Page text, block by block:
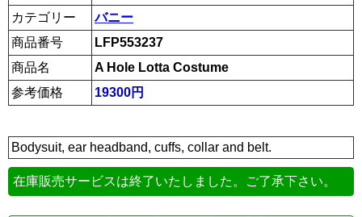
カテゴリー
バニー
商品番号
LFP553237
商品名
A Hole Lotta Costume
参考価格
19300円
Bodysuit, ear headband, cuffs, collar and belt.
在庫販売サービスは終了いたしました。ご了承下さい。